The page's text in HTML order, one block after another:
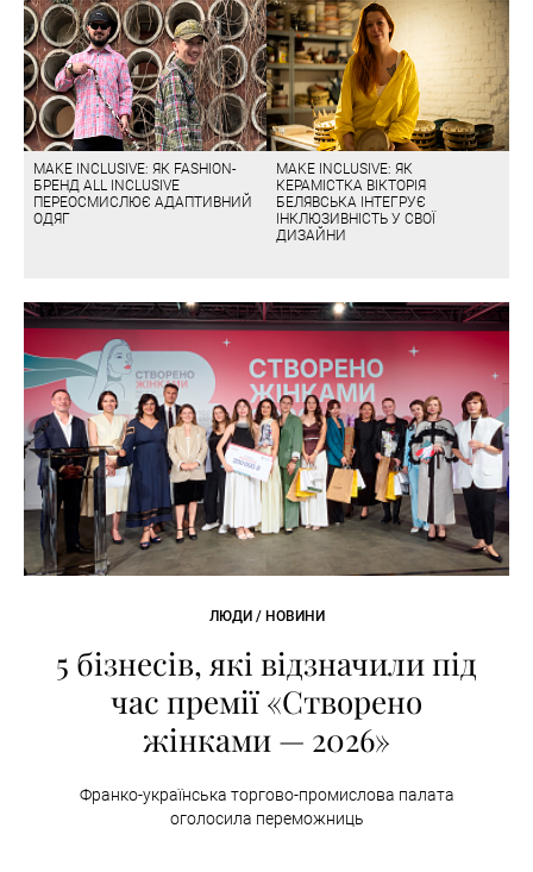
MAKE INCLUSIVE: ЯК FASHION-
БРЕНД ALL INCLUSIVE
ПЕРЕОСМИСЛЮЄ АДАПТИВНИЙ
ОДЯГ
MAKE INCLUSIVE: ЯК
КЕРАМІСТКА ВІКТОРІЯ
БЕЛЯВСЬКА ІНТЕГРУЄ
ІНКЛЮЗИВНІСТЬ У СВОЇ
ДИЗАЙНИ
ЛЮДИ / НОВИНИ
5 бізнесів, які відзначили під
час премії «Створено
жінками — 2026»
Франко-українська торгово-промислова палата
оголосила переможниць